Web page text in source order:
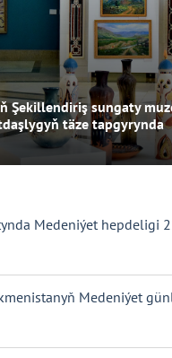
Şekillendiriş sungaty
täze tapgyrynda
Medeniýet hepdeligi
Medeniýet